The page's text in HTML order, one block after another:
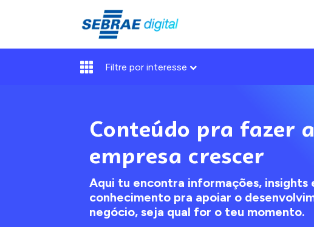
Filtre por interesse
Conteúdo pra fazer
empresa crescer
Aqui tu encontra informações, insights
conhecimento pra apoiar o
negócio, seja qual for o teu momento.